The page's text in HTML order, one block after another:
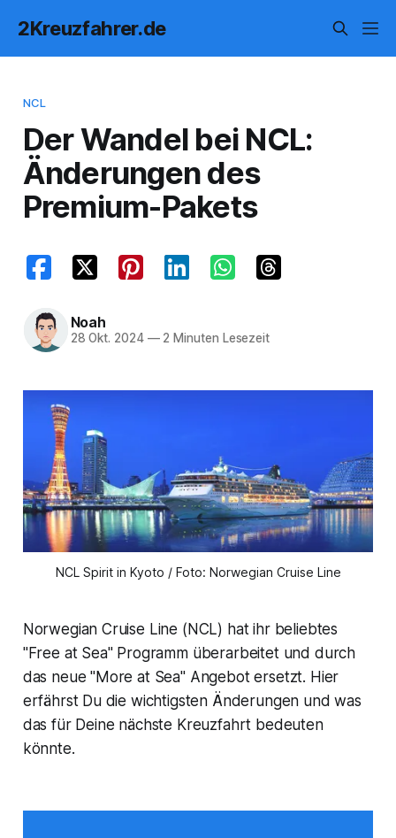
2Kreuzfahrer.de
NCL
Der Wandel bei NCL:
Änderungen des
Premium-Pakets
Noah
28 Okt. 2024 —2 Minuten Lesezeit
NCL Spirit in Kyoto / Foto: Norwegian Cruise Line
Norwegian Cruise Line (NCL) hat ihr beliebtes
"Free at Sea" Programm überarbeitet und durch
das neue "More at Sea" Angebot ersetzt. Hier
erfährst Du die wichtigsten Änderungen und was
das für Deine nächste Kreuzfahrt bedeuten
könnte.